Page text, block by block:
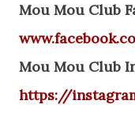
Mou Mou Club
Mou Mou Club
https://